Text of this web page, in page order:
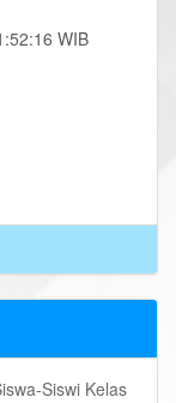
WIB
Siswi Kelas